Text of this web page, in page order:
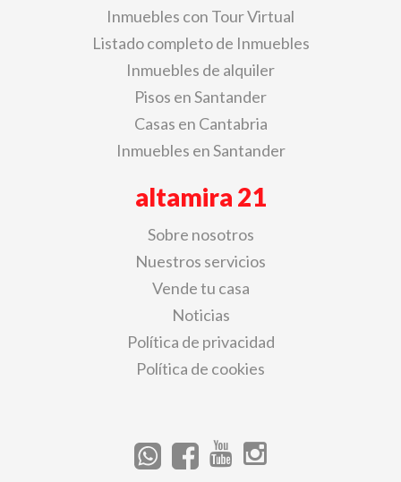
Inmuebles con Tour Virtual
Listado completo de Inmuebles
Inmuebles de alquiler
Pisos en Santander
Casas en Cantabria
Inmuebles en Santander
altamira 21
Sobre nosotros
Nuestros servicios
Vende tu casa
Noticias
Política de privacidad
Política de cookies